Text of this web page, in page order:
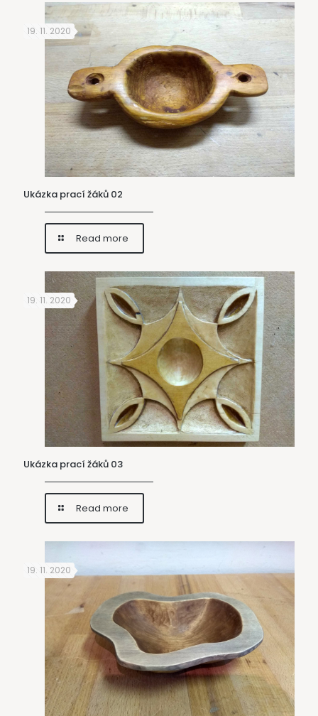
19. 11. 2020
Ukázka prací žáků 02
Read more
19. 11. 2020
Ukázka prací žáků 03
Read more
19. 11. 2020